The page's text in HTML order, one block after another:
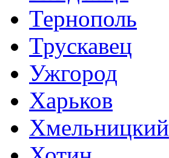
Тернополь
Трускавец
Ужгород
Харьков
Хмельницкий